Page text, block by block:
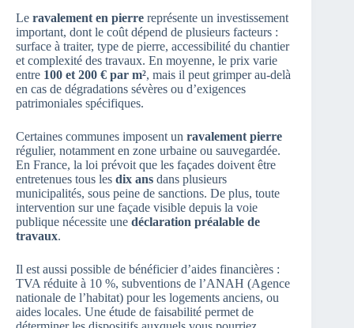
Le ravalement en pierre représente un investissement
important, dont le coût dépend de plusieurs facteurs :
surface à traiter, type de pierre, accessibilité du chantier
et complexité des travaux. En moyenne, le prix varie
entre 100 et 200 € par m², mais il peut grimper au-delà
en cas de dégradations sévères ou d’exigences
patrimoniales spécifiques.
Certaines communes imposent un ravalement pierre
régulier, notamment en zone urbaine ou sauvegardée.
En France, la loi prévoit que les façades doivent être
entretenues tous les dix ans dans plusieurs
municipalités, sous peine de sanctions. De plus, toute
intervention sur une façade visible depuis la voie
publique nécessite une déclaration préalable de
travaux.
Il est aussi possible de bénéficier d’aides financières :
TVA réduite à 10 %, subventions de l’ANAH (Agence
nationale de l’habitat) pour les logements anciens, ou
aides locales. Une étude de faisabilité permet de